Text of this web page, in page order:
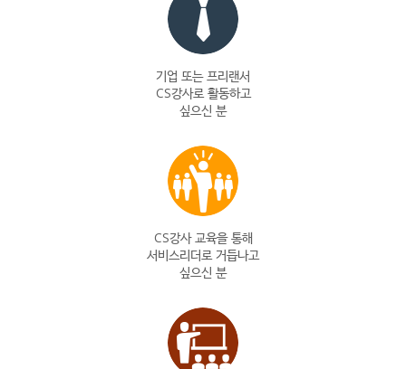
기업 또는 프리랜서
CS강사로 활동하고
싶으신 분
CS강사 교육을 통해
서비스리더로 거듭나고
싶으신 분